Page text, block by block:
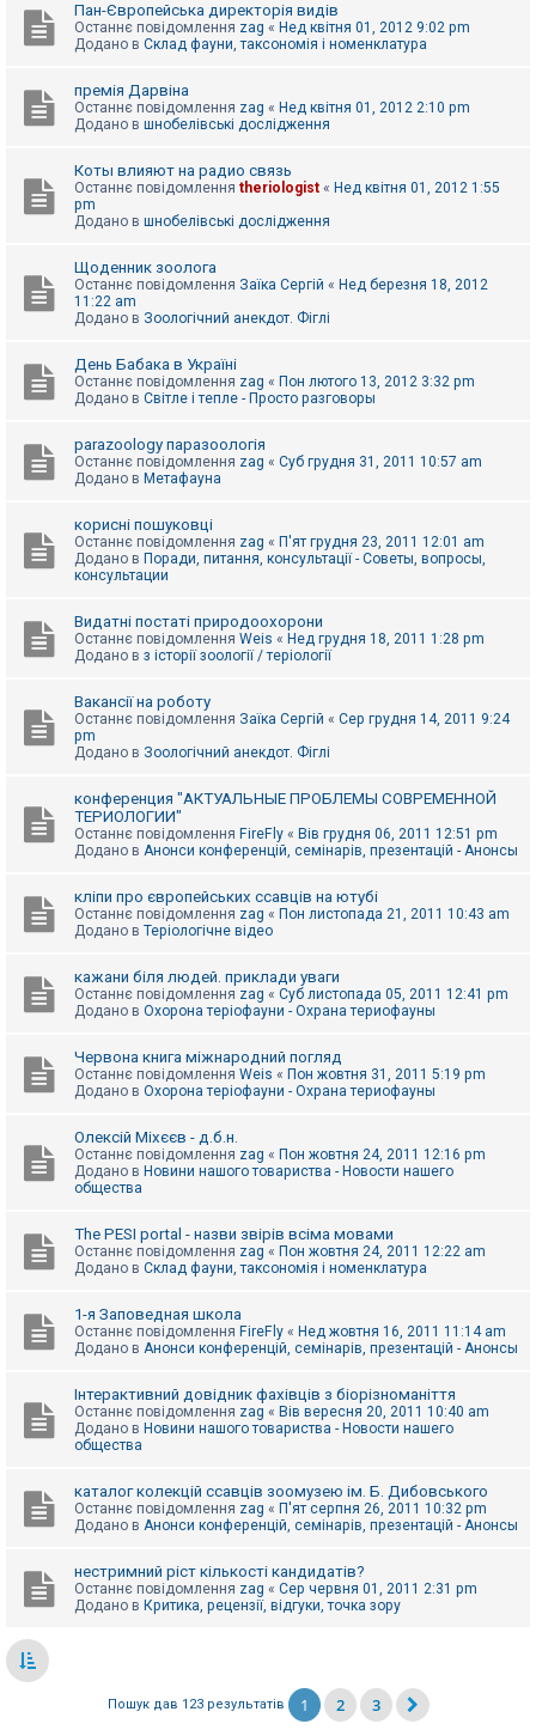
Пан-Європейська директорія видів
Останнє повідомлення zag « Нед квітня 01, 2012 9:02 pm
Додано в Склад фауни, таксономія і номенклатура
премія Дарвіна
Останнє повідомлення zag « Нед квітня 01, 2012 2:10 pm
Додано в шнобелівські дослідження
Коты влияют на радио связь
Останнє повідомлення theriologist « Нед квітня 01, 2012 1:55
pm
Додано в шнобелівські дослідження
Щоденник зоолога
Останнє повідомлення Заїка Сергій « Нед березня 18, 2012
11:22 am
Додано в Зоологічний анекдот. Фіглі
День Бабака в Україні
Останнє повідомлення zag « Пон лютого 13, 2012 3:32 pm
Додано в Світле і тепле - Просто разговоры
parazoology паразоологія
Останнє повідомлення zag « Суб грудня 31, 2011 10:57 am
Додано в Метафауна
корисні пошуковці
Останнє повідомлення zag « П'ят грудня 23, 2011 12:01 am
Додано в Поради, питання, консультації - Советы, вопросы,
консультации
Видатні постаті природоохорони
Останнє повідомлення Weis « Нед грудня 18, 2011 1:28 pm
Додано в з історії зоології / теріології
Вакансії на роботу
Останнє повідомлення Заїка Сергій « Сер грудня 14, 2011 9:24
pm
Додано в Зоологічний анекдот. Фіглі
конференция "АКТУАЛЬНЫЕ ПРОБЛЕМЫ СОВРЕМЕННОЙ
ТЕРИОЛОГИИ"
Останнє повідомлення FireFly « Вів грудня 06, 2011 12:51 pm
Додано в Анонси конференцій, семінарів, презентацій - Анонсы
кліпи про європейських ссавців на ютубі
Останнє повідомлення zag « Пон листопада 21, 2011 10:43 am
Додано в Теріологічне відео
кажани біля людей. приклади уваги
Останнє повідомлення zag « Суб листопада 05, 2011 12:41 pm
Додано в Охорона теріофауни - Охрана териофауны
Червона книга міжнародний погляд
Останнє повідомлення Weis « Пон жовтня 31, 2011 5:19 pm
Додано в Охорона теріофауни - Охрана териофауны
Олексій Міхєєв - д.б.н.
Останнє повідомлення zag « Пон жовтня 24, 2011 12:16 pm
Додано в Новини нашого товариства - Новости нашего
общества
The PESI portal - назви звірів всіма мовами
Останнє повідомлення zag « Пон жовтня 24, 2011 12:22 am
Додано в Склад фауни, таксономія і номенклатура
1-я Заповедная школа
Останнє повідомлення FireFly « Нед жовтня 16, 2011 11:14 am
Додано в Анонси конференцій, семінарів, презентацій - Анонсы
Інтерактивний довідник фахівців з біорізноманіття
Останнє повідомлення zag « Вів вересня 20, 2011 10:40 am
Додано в Новини нашого товариства - Новости нашего
общества
каталог колекцій ссавців зоомузею ім. Б. Дибовського
Останнє повідомлення zag « П'ят серпня 26, 2011 10:32 pm
Додано в Анонси конференцій, семінарів, презентацій - Анонсы
нестримний ріст кількості кандидатів?
Останнє повідомлення zag « Сер червня 01, 2011 2:31 pm
Додано в Критика, рецензії, відгуки, точка зору
Пошук дав 123 результатів 1 2 3